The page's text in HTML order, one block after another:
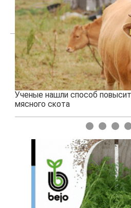
Ученые нашли способ
мясного скота
1 2 3 4